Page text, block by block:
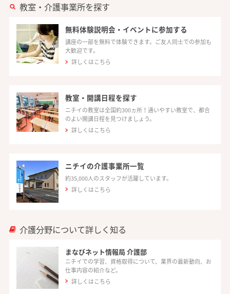
教室・介護事業所を探す
無料体験説明会・イベントに参加する
講座の一部を無料で体験できます。ご友人同士での参加も
大歓迎です。
詳しくはこちら
教室・開講日程を探す
ニチイの教室は全国約300ヵ所！通いやすい教室で、都合
のよい開講日程を見つけましょう。
詳しくはこちら
ニチイの介護事業所一覧
約35,000人のスタッフが活躍しています。
詳しくはこちら
介護分野について詳しく知る
まなびネット情報局 介護部
ニチイでの学習、資格取得について、業界の最新動向、お
仕事内容の紹介など。
詳しくはこちら